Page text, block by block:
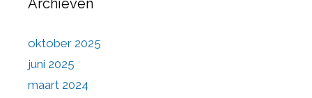
Archieven
oktober 2025
juni 2025
maart 2024